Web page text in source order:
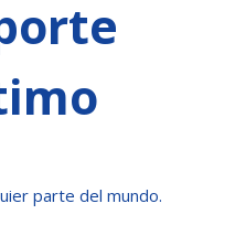
parte del mundo.